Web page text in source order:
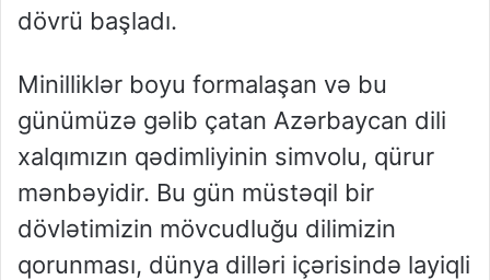
dövrü başladı.
Minilliklər boyu formalaşan və bu
günümüzə gəlib çatan Azərbaycan dili
xalqımızın qədimliyinin simvolu, qürur
mənbəyidir. Bu gün müstəqil bir
dövlətimizin mövcudluğu dilimizin
qorunması, dünya dilləri içərisində layiqli